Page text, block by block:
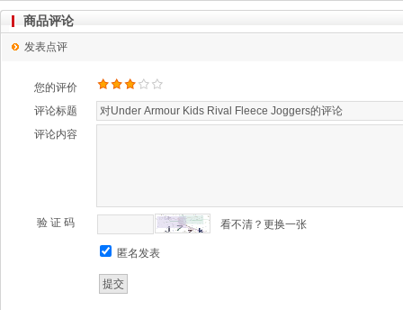
商品评论
发表点评
您的评价
评论标题
评论内容
验 证 码 看不清？更换一张
匿名发表